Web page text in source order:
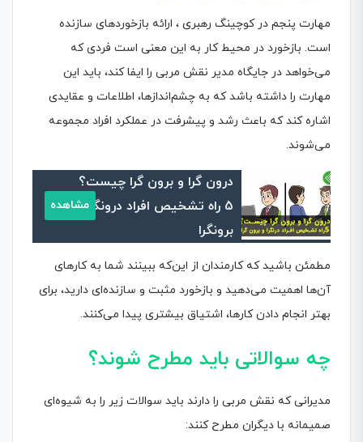
مهارت پنجم در کوچینگ رهبری ، ارائه بازخوردهای سازنده
است. بازخورد در محیط کار به این معنی است فردی که
می‌خواهد در جایگاه مدیر نقش مربی را ایفا کند، باید این
مهارت را داشته باشد که به چشم‌اندازها، اطلاعات و عقایدی
اشاره کند که باعث رشد و پیشرفت در عملکرد افراد مجموعه
می‌شوند.
درون گرا و برون گرا چیست؟
5 راه تشخیص افراد درونگرا و
برونگرا
مشاهده
مطمئن باشید که کارمندان از این‌که ببینند شما به کارهای
آن‌ها اهمیت می‌دهید و بازخورد مثبت و سازنده‌ای دارید، برای
بهتر انجام دادن کارها، اشتیاق بیشتری پیدا می‌کنند.
چه سوالاتی باید مطرح شوند؟
مدیرانی که نقش مربی را دارند باید سوالات زیر را به شیوه‌ای
صمیمانه با دیگران مطرح کنند: